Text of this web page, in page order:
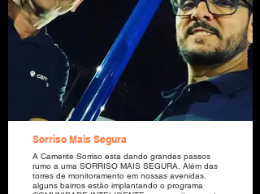
Sorriso Mais Segura
A Camerite Sorriso está dando grandes passos
rumo a uma SORRISO MAIS SEGURA. Além das
torres de monitoramento em nossas avenidas,
alguns bairros estão implantando o programa